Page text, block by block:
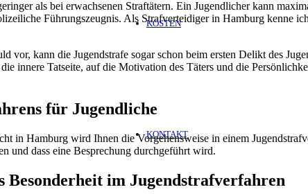
KOSTEN
KONTAKT
als bei erwachsenen Straftätern. Ein Jugendlicher kann
Führungszeugnis. Als Strafverteidiger in Hamburg kenne
vor, kann die Jugendstrafe sogar schon beim ersten Delikt des
innere Tatseite, auf die Motivation des Täters und die
für Jugendliche
in Hamburg wird Ihnen die Vorgehensweise in einem
und dass eine Besprechung durchgeführt wird.
Besonderheit im Jugendstrafverfahren